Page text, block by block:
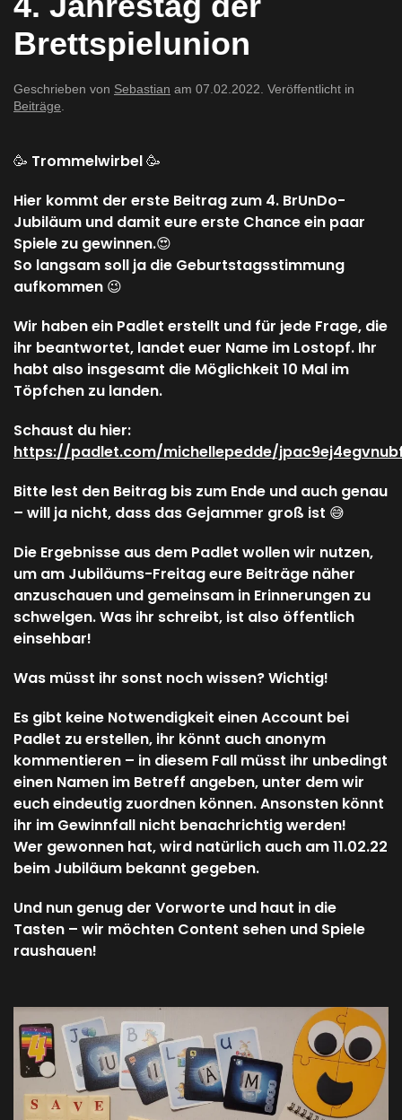
Brettspielunion
Geschrieben von Sebastian am 07.02.2022 . Veröffentlicht in
Beiträge
🥳 Trommelwirbel 🥳
Hier kommt der erste Beitrag zum 4. BrUnDo-
Jubiläum und damit eure erste Chance ein paar
Spiele zu gewinnen.😍
So langsam soll ja die Geburtstagsstimmung
aufkommen 😉
Wir haben ein Padlet erstellt und für jede Frage, die
ihr beantwortet, landet euer Name im Lostopf. Ihr
habt also insgesamt die Möglichkeit 10 Mal im
Töpfchen zu landen.
Schaust du hier:
https://padlet.com/michellepedde/
Bitte lest den Beitrag bis zum Ende und auch genau
– will ja nicht, dass das Gejammer groß ist 😅
Die Ergebnisse aus dem Padlet wollen wir nutzen,
um am Jubiläums-Freitag eure Beiträge näher
anzuschauen und gemeinsam in Erinnerungen zu
schwelgen. Was ihr schreibt, ist also öffentlich
einsehbar!
Was müsst ihr sonst noch wissen? Wichtig!
Es gibt keine Notwendigkeit einen Account bei
Padlet zu erstellen, ihr könnt auch anonym
kommentieren – in diesem Fall müsst ihr unbedingt
einen Namen im Betreff angeben, unter dem wir
euch eindeutig zuordnen können. Ansonsten könnt
ihr im Gewinnfall nicht benachrichtig werden!
Wer gewonnen hat, wird natürlich auch am 11.02.22
beim Jubiläum bekannt gegeben.
Und nun genug der Vorworte und haut in die
Tasten – wir möchten Content sehen und Spiele
raushauen!